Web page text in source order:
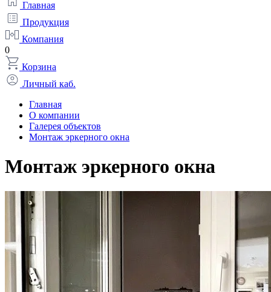
Главная
Продукция
Компания
0
Корзина
Личный каб.
Главная
О компании
Галерея объектов
Монтаж эркерного окна
Монтаж эркерного окна